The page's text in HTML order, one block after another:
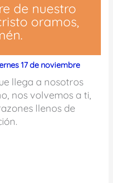
de nuestro
oramos,
17 de noviembre
llega a nosotros
nos volvemos a ti,
llenos de